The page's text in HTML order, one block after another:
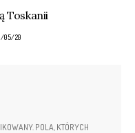
Toskanii
05/20
POLA, KTÓRYCH